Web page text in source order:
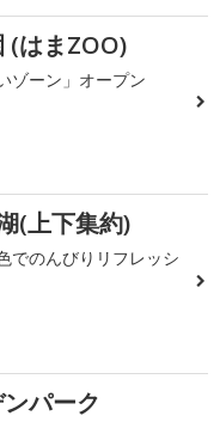
(はまZOO)
ゾーン」オープン
(上下集約)
でのんびりリフレッシ
パーク